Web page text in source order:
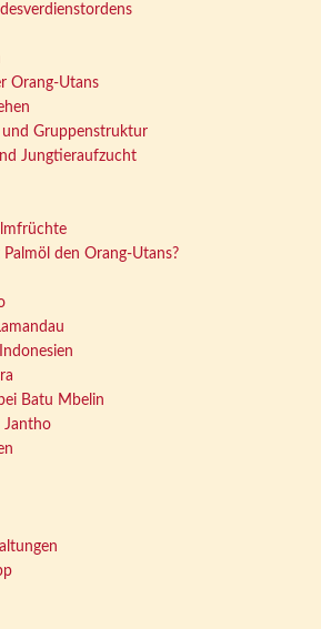
Orang-Utans
und Gruppenstruktur
Jungtieraufzucht
den Orang-Utans?
Batu Mbelin
Jantho